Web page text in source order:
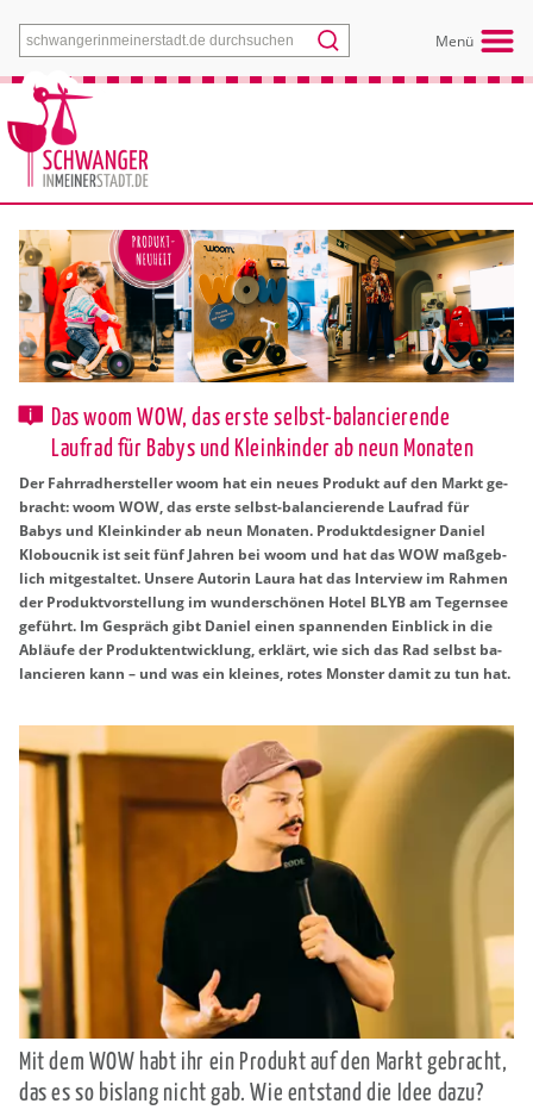
Menü
Das woom WOW, das erste selbst-balancierende
Laufrad für Babys und Kleinkinder ab neun Monaten
Der Fahr­rad­her­stel­ler woom hat ein neues Pro­dukt auf den Markt ge­
bracht: woom WOW, das erste selbst-ba­lan­cie­ren­de Lauf­rad für
Babys und Klein­kin­der ab neun Mo­na­ten. Pro­dukt­de­si­gner Da­ni­el
Klo­bouc­nik ist seit fünf Jah­ren bei woom und hat das WOW ma­ß­geb­
lich mit­ge­stal­tet. Un­se­re Au­to­rin Laura hat das In­ter­view im Rah­men
der Pro­dukt­vor­stel­lung im wun­der­schö­nen Hotel BLYB am Te­gern­see
ge­führt. Im Ge­spräch gibt Da­ni­el einen span­nen­den Ein­blick in die
Ab­läu­fe der Pro­dukt­ent­wick­lung, er­klärt, wie sich das Rad selbst ba­
lan­cie­ren kann – und was ein klei­nes, rotes Mons­ter damit zu tun hat.
Mit dem WOW habt ihr ein Pro­dukt auf den Markt ge­bracht,
das es so bis­lang nicht gab. Wie ent­stand die Idee dazu?